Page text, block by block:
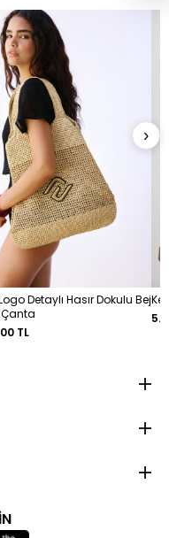
Detaylı Hasır Dokulu Bej
TL
›